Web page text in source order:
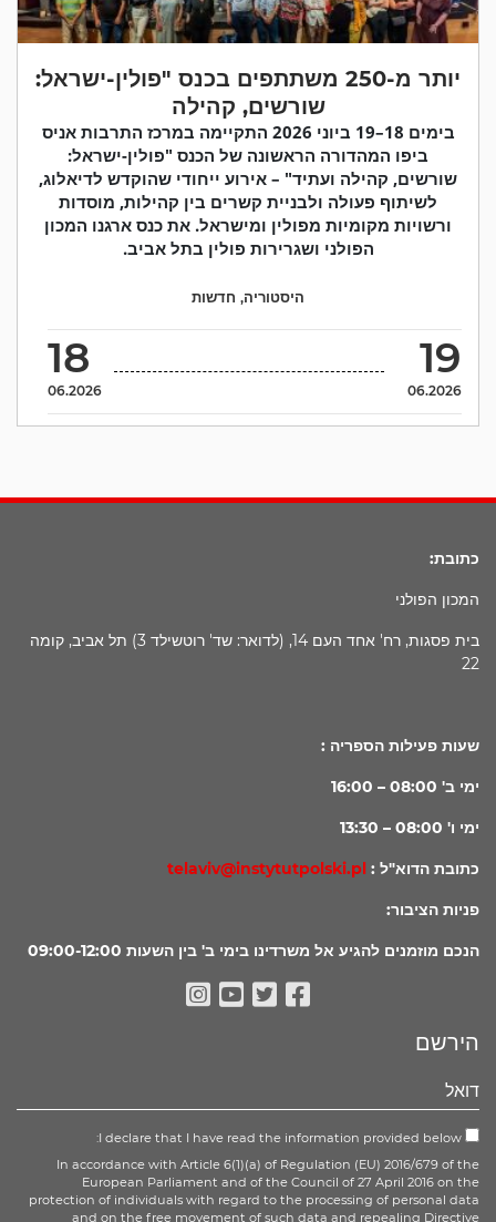
יותר מ-250 משתתפים בכנס "פולין-ישראל:
שורשים, קהילה
בימים 18–19 ביוני 2026 התקיימה במרכז התרבות אניס
ביפו המהדורה הראשונה של הכנס "פולין-ישראל:
שורשים, קהילה ועתיד" – אירוע ייחודי שהוקדש לדיאלוג,
לשיתוף פעולה ולבניית קשרים בין קהילות, מוסדות
ורשויות מקומיות מפולין ומישראל. את כנס ארגנו המכון
הפולני ושגרירות פולין בתל אביב.
18
06.2026
19
06.2026
היסטוריה, חדשות
כתובת:
המכון הפולני
בית פסגות, רח' אחד העם 14, (לדואר: שד' רוטשילד 3) תל אביב, קומה
22
שעות פעילות הספריה :
ימי ב' 08:00 – 16:00
ימי ו' 08:00 – 13:30
כתובת הדוא"ל : telaviv@instytutpolski.pl
פניות הציבור:
הנכם מוזמנים להגיע אל משרדינו בימי ב' בין השעות 09:00-12:00
הירשם
In accordance with Article 6(1)(a) of Regulation (EU) 2016/679 of the
European Parliament and of the Council of 27 April 2016 on the
protection of individuals with regard to the processing of personal data
and on the free movement of such data and repealing Directive